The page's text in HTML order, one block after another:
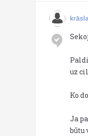
uz
Ko
Ja
būtu